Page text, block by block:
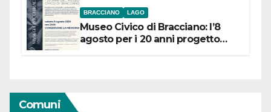
BRACCIANO LAGO
Museo Civico di Bracciano: l’8
agosto per i 20 anni progetto
Comuni